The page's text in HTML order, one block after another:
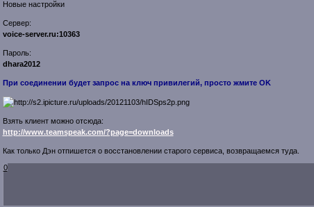
Новые настройки
Сервер:
voice-server.ru:10363
Пароль:
dhara2012
При соединении будет запрос на ключ привилегий, просто жмите OK
Взять клиент можно отсюда:
http://www.teamspeak.com/?page=downloads
Как только Дэн отпишется о восстановлении старого сервиса, возвращаемся туда.
0